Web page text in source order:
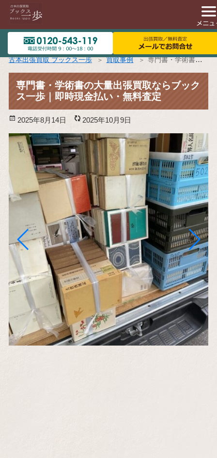
古本出張買取 ブックス一歩 買取事例 専門書・学術書の大量出張買取ならブックス一歩｜即時現金払い・無料査定
専門書・学術書の大量出張買取ならブック
ス一歩｜即時現金払い・無料査定
投
稿
日:
2025年8月14日
更
新
日:
2025年10月9日